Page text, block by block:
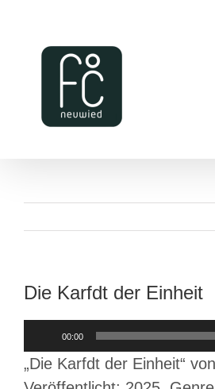
springen
Die Karfdt der Einheit
Audio-
Player
00:00
„Die Karfdt der Einheit“